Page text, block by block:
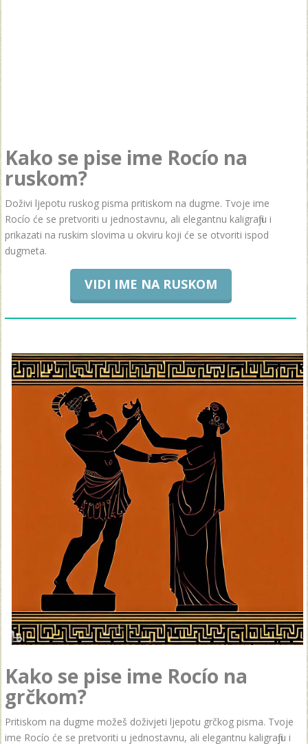
Kako se pise ime Rocío na
ruskom?
Doživi ljepotu ruskog pisma pritiskom na dugme. Tvoje ime
Rocío će se pretvoriti u jednostavnu, ali elegantnu kaligrafiju i
prikazati na ruskim slovima u okviru koji će se otvoriti ispod
dugmeta.
VIDI IME NA RUSKOM
Kako se pise ime Rocío na
grčkom?
Pritiskom na dugme možeš doživjeti ljepotu grčkog pisma. Tvoje
ime Rocío će se pretvoriti u jednostavnu, ali elegantnu kaligrafiju i